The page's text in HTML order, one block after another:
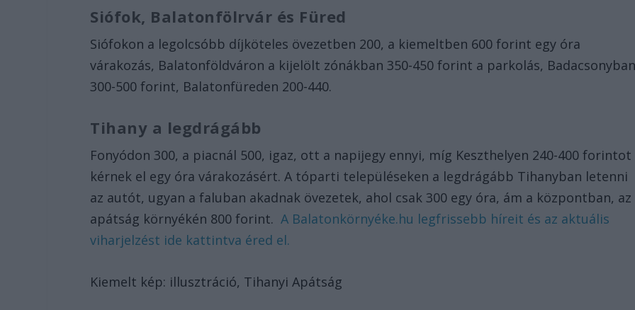
Siófok, Balatonfölrvár és Füred
Siófokon a legolcsóbb díjköteles övezetben 200, a kiemeltben 600 forint egy óra
várakozás, Balatonföldváron a kijelölt zónákban 350-450 forint a parkolás,
300-500 forint, Balatonfüreden 200-440.
Tihany a legdrágább
Fonyódon 300, a piacnál 500, igaz, ott a napijegy ennyi, míg Keszthelyen 240-400 forintot
kérnek el egy óra várakozásért. A tóparti településeken a legdrágább Tihanyban letenni
az autót, ugyan a faluban akadnak övezetek, ahol csak 300 egy óra, ám a központban, az
apátság környékén 800 forint.A Balatonkörnyéke.hu legfrissebb híreit és az aktuális
viharjelzést ide kattintva éred el.
Kiemelt kép: illusztráció, Tihanyi Apátság